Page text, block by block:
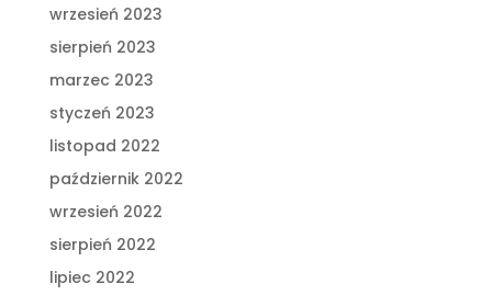
wrzesień 2023
sierpień 2023
marzec 2023
styczeń 2023
listopad 2022
październik 2022
wrzesień 2022
sierpień 2022
lipiec 2022